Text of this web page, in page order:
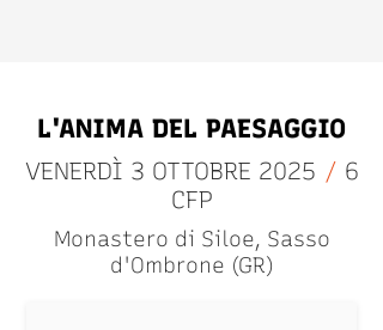
L'ANIMA DEL PAESAGGIO
VENERDÌ 3 OTTOBRE 2025 / 6
CFP
Monastero di Siloe, Sasso
d'Ombrone (GR)